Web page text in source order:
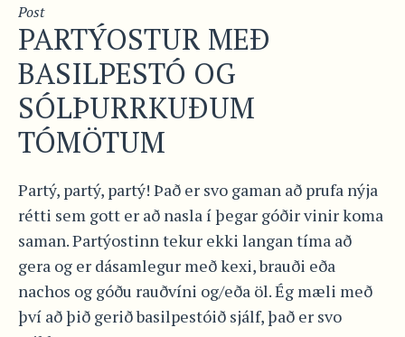
Post
PARTÝOSTUR MEÐ
BASILPESTÓ OG
SÓLÞURRKUÐUM
TÓMÖTUM
Partý, partý, partý! Það er svo gaman að prufa nýja
rétti sem gott er að nasla í þegar góðir vinir koma
saman. Partýostinn tekur ekki langan tíma að
gera og er dásamlegur með kexi, brauði eða
nachos og góðu rauðvíni og/eða öl. Ég mæli með
því að þið gerið basilpestóið sjálf, það er svo